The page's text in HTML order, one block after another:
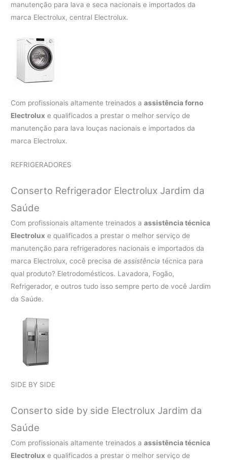
manutenção para lava e seca nacionais e importados da
marca Electrolux, central Electrolux.
Com profissionais altamente treinados aassistência forno
Electrolux e qualificados a prestar o melhor serviço de
manutenção para lava louças nacionais e importados da
marca Electrolux.
REFRIGERADORES
Conserto Refrigerador Electrolux Jardim da
Saúde
Com profissionais altamente treinados aassistência técnica
Electrolux e qualificados a prestar o melhor serviço de
manutenção para refrigeradores nacionais e importados da
marca Electrolux, cocê precisa deassistência técnica para
qual produto? Eletrodomésticos. Lavadora, Fogão,
Refrigerador, e outros tudo isso sempre perto de você Jardim
da Saúde.
SIDE BY SIDE
Conserto side by side Electrolux Jardim da
Saúde
Com profissionais altamente treinados aassistência técnica
Electrolux e qualificados a prestar o melhor serviço de